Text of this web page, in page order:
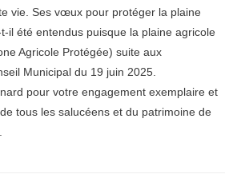
vie. Ses vœux pour protéger la plaine
il été entendus puisque la plaine agricole
Agricole Protégée) suite aux
Municipal du 19 juin 2025.
pour votre engagement exemplaire et
tous les salucéens et du patrimoine de